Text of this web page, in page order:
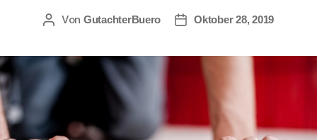
Von GutachterBuero Oktober 28, 2019